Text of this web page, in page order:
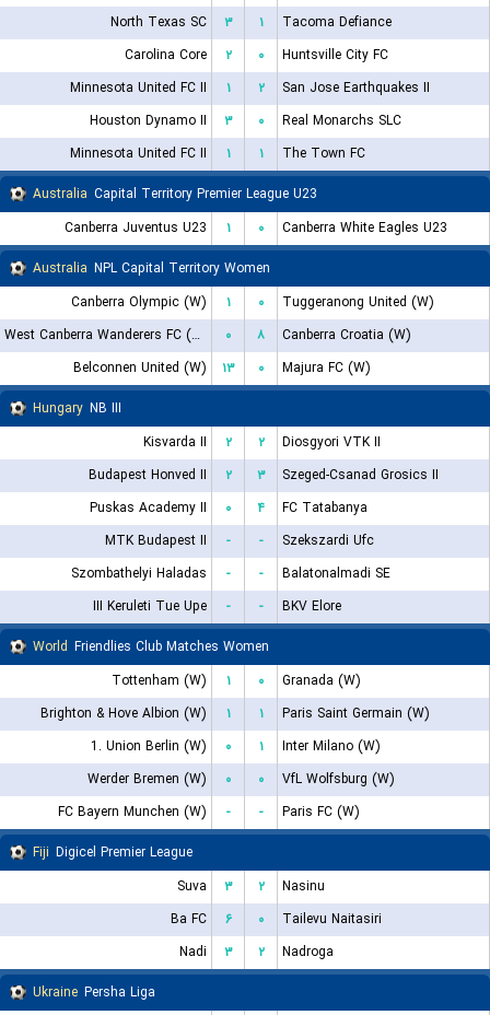
North Texas SC
۳ ۱
Tacoma Defiance
Carolina Core
۲ ۰
Huntsville City FC
Minnesota United FC II
۱ ۲
San Jose Earthquakes II
Houston Dynamo II
۳ ۰
Real Monarchs SLC
Minnesota United FC II
۱ ۱
The Town FC
Australia Capital Territory Premier League U23
Canberra Juventus U23
۱ ۰
Canberra White Eagles U23
Australia NPL Capital Territory Women
Canberra Olympic (W)
۱ ۰
Tuggeranong United (W)
West Canberra Wanderers FC (W)
۰ ۸
Canberra Croatia (W)
Belconnen United (W)
۱۳ ۰
Majura FC (W)
Hungary NB III
Kisvarda II
۲ ۲
Diosgyori VTK II
Budapest Honved II
۲ ۳
Szeged-Csanad Grosics II
Puskas Academy II
۰ ۴
FC Tatabanya
MTK Budapest II
- -
Szekszardi Ufc
Szombathelyi Haladas
- -
Balatonalmadi SE
III Keruleti Tue Upe
- -
BKV Elore
World Friendlies Club Matches Women
Tottenham (W)
۱ ۰
Granada (W)
Brighton & Hove Albion (W)
۱ ۱
Paris Saint Germain (W)
1. Union Berlin (W)
۰ ۱
Inter Milano (W)
Werder Bremen (W)
۰ ۰
VfL Wolfsburg (W)
FC Bayern Munchen (W)
- -
Paris FC (W)
Fiji Digicel Premier League
Suva
۳ ۲
Nasinu
Ba FC
۶ ۰
Tailevu Naitasiri
Nadi
۳ ۲
Nadroga
Ukraine Persha Liga